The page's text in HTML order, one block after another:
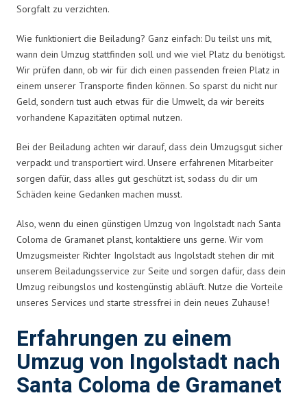
Sorgfalt zu verzichten.
Wie funktioniert die Beiladung? Ganz einfach: Du teilst uns mit,
wann dein Umzug stattfinden soll und wie viel Platz du benötigst.
Wir prüfen dann, ob wir für dich einen passenden freien Platz in
einem unserer Transporte finden können. So sparst du nicht nur
Geld, sondern tust auch etwas für die Umwelt, da wir bereits
vorhandene Kapazitäten optimal nutzen.
Bei der Beiladung achten wir darauf, dass dein Umzugsgut sicher
verpackt und transportiert wird. Unsere erfahrenen Mitarbeiter
sorgen dafür, dass alles gut geschützt ist, sodass du dir um
Schäden keine Gedanken machen musst.
Also, wenn du einen günstigen Umzug von Ingolstadt nach Santa
Coloma de Gramanet planst, kontaktiere uns gerne. Wir vom
Umzugsmeister Richter Ingolstadt aus Ingolstadt stehen dir mit
unserem Beiladungsservice zur Seite und sorgen dafür, dass dein
Umzug reibungslos und kostengünstig abläuft. Nutze die Vorteile
unseres Services und starte stressfrei in dein neues Zuhause!
Erfahrungen zu einem
Umzug von Ingolstadt nach
Santa Coloma de Gramanet